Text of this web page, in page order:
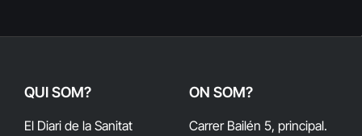
QUI SOM?
El Diari de la Sanitat
ON SOM?
Carrer Bailén 5, principal.